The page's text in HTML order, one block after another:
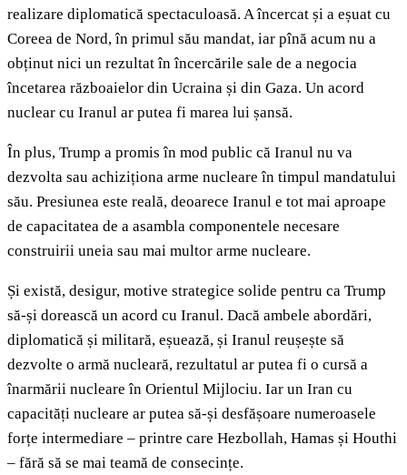
realizare diplomatică spectaculoasă. A încercat și a eșuat cu
Coreea de Nord, în primul său mandat, iar pînă acum nu a
obținut nici un rezultat în încercările sale de a negocia
încetarea războaielor din Ucraina și din Gaza. Un acord
nuclear cu Iranul ar putea fi marea lui șansă.
În plus, Trump a promis în mod public că Iranul nu va
dezvolta sau achiziționa arme nucleare în timpul mandatului
său. Presiunea este reală, deoarece Iranul e tot mai aproape
de capacitatea de a asambla componentele necesare
construirii uneia sau mai multor arme nucleare.
Și există, desigur, motive strategice solide pentru ca Trump
să-și dorească un acord cu Iranul. Dacă ambele abordări,
diplomatică și militară, eșuează, și Iranul reușește să
dezvolte o armă nucleară, rezultatul ar putea fi o cursă a
înarmării nucleare în Orientul Mijlociu. Iar un Iran cu
capacități nucleare ar putea să-și desfășoare numeroasele
forțe intermediare – printre care Hezbollah, Hamas și Houthi
– fără să se mai teamă de consecințe.